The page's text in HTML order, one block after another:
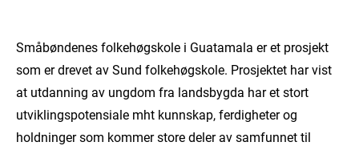
Småbøndenes folkehøgskole i Guatamala er et prosjekt
som er drevet av Sund folkehøgskole. Prosjektet har vist
at utdanning av ungdom fra landsbygda har et stort
utviklingspotensiale mht kunnskap, ferdigheter og
holdninger som kommer store deler av samfunnet til